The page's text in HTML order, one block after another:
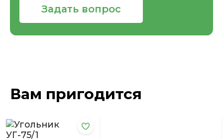
Задать вопрос
Вам пригодится